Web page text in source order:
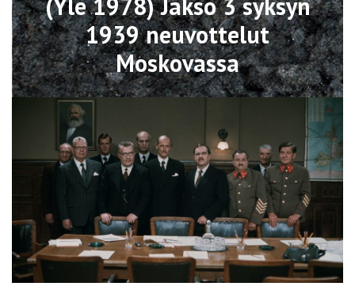
1939 neuvottelut
Moskovassa